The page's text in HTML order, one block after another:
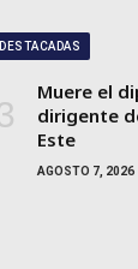
DESTACADAS
Muere el
dirigente
Este
AGOSTO 7, 2026